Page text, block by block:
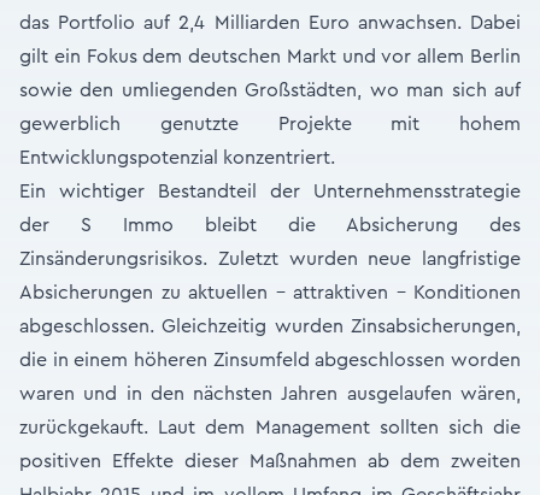
das Portfolio auf 2,4 Milliarden Euro anwachsen. Dabei
gilt ein Fokus dem deutschen Markt und vor allem Berlin
sowie den umliegenden Großstädten, wo man sich auf
gewerblich genutzte Projekte mit hohem
Entwicklungspotenzial konzentriert.
Ein wichtiger Bestandteil der Unternehmensstrategie
der S Immo bleibt die Absicherung des
Zinsänderungsrisikos. Zuletzt wurden neue langfristige
Absicherungen zu aktuellen – attraktiven – Konditionen
abgeschlossen. Gleichzeitig wurden Zinsabsicherungen,
die in einem höheren Zinsumfeld abgeschlossen worden
waren und in den nächsten Jahren ausgelaufen wären,
zurückgekauft. Laut dem Management sollten sich die
positiven Effekte dieser Maßnahmen ab dem zweiten